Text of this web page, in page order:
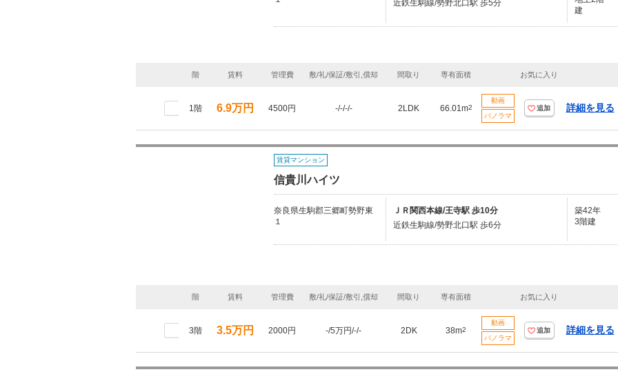
近鉄生駒線/勢野北口駅 歩5分
建
階 賃料 管理費 敷/礼/保証/敷引,償却 間取り 専有面積 お気に入り
1階 6.9万円 4500円 -/-/-/- 2LDK 66.01m2
動画
パノラマ
追加 詳細を見る
賃貸マンション
信貴川ハイツ
奈良県生駒郡三郷町勢野東
１
ＪＲ関西本線/王寺駅 歩10分
近鉄生駒線/勢野北口駅 歩6分
築42年
3階建
階 賃料 管理費 敷/礼/保証/敷引,償却 間取り 専有面積 お気に入り
3階 3.5万円 2000円 -/5万円/-/- 2DK 38m2
動画
パノラマ
追加 詳細を見る